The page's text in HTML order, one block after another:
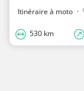
Itinéraire à moto ·
530 km